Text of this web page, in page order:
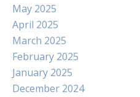
May 2025
April 2025
March 2025
February 2025
January 2025
December 2024